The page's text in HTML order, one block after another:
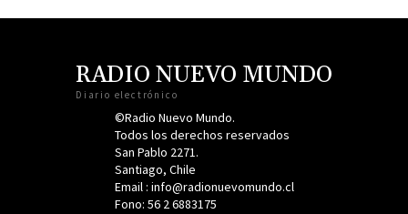
RADIO NUEVO MUNDO
Diario electrónico
©Radio Nuevo Mundo.
Todos los derechos reservados
San Pablo 2271.
Santiago, Chile
Email : info@radionuevomundo.cl
Fono: 56 2 6883175